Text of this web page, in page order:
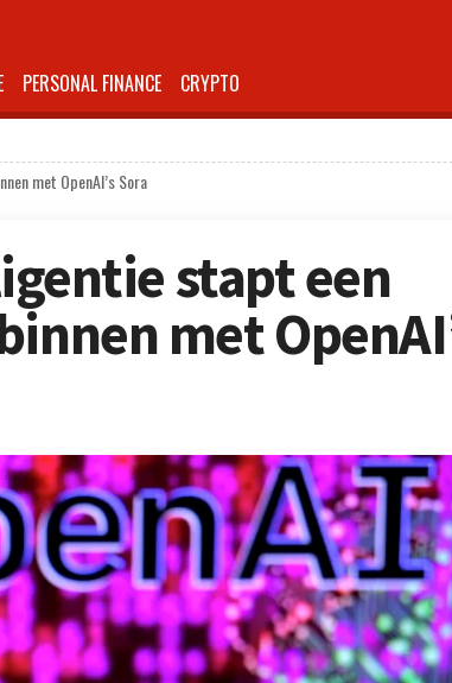
PERSONAL FINANCE CRYPTO
met OpenAI’s Sora
stapt een
met